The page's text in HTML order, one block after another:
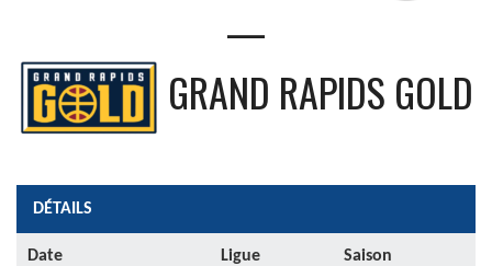
—
GRAND RAPIDS GOLD
DÉTAILS
Date Ligue Saison